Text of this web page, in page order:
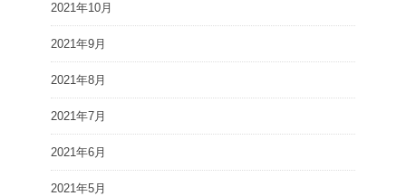
2021年10月
2021年9月
2021年8月
2021年7月
2021年6月
2021年5月